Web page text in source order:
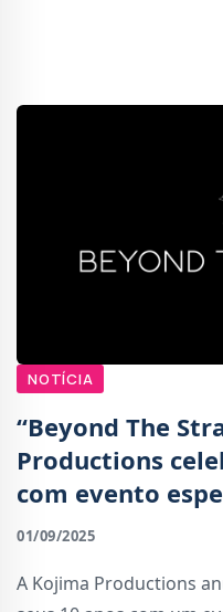
NOTÍCIA
“Beyond The
Productions
com evento
01/09/2025
A Kojima Productions